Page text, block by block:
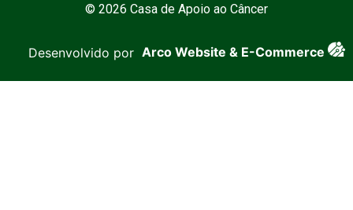
© 2026 Casa de Apoio ao Câncer
Desenvolvido por Arco Website & E-Commerce